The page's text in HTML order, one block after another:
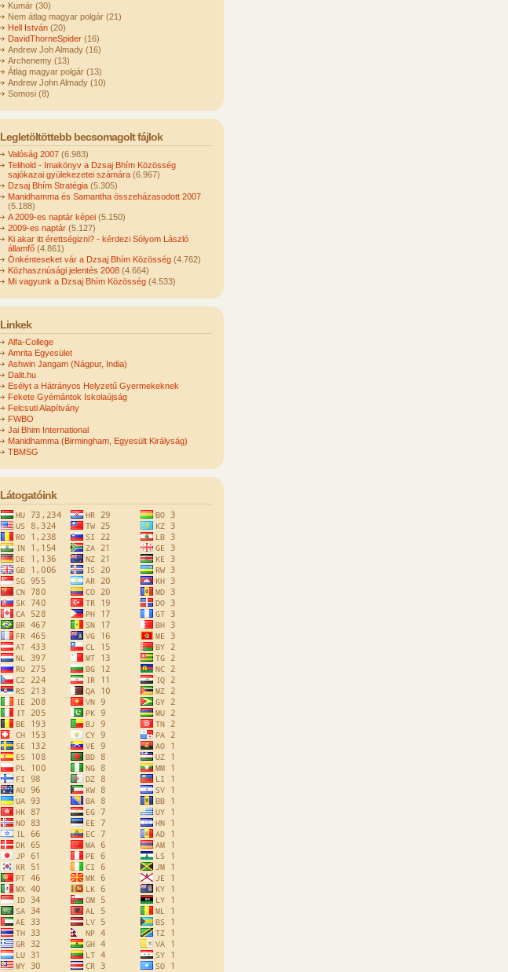
Kumár (30)
Nem átlag magyar polgár (21)
Hell István (20)
DavidThorneSpider (16)
Andrew Joh Almady (16)
Archenemy (13)
Átlag magyar polgár (13)
Andrew John Almady (10)
Somosi (8)
Legletöltöttebb becsomagolt fájlok
Valóság 2007 (6.983)
Telihold - Imakönyv a Dzsaj Bhím Közösség
sajókazai gyülekezetei számára (6.967)
Dzsaj Bhím Stratégia (5.305)
Manidhamma és Samantha összeházasodott 2007
(5.188)
A 2009-es naptár képei (5.150)
2009-es naptár (5.127)
Ki akar itt érettségizni? - kérdezi Sólyom László
államfő (4.861)
Önkénteseket vár a Dzsaj Bhím Közösség (4.762)
Közhasznúsági jelentés 2008 (4.664)
Mi vagyunk a Dzsaj Bhím Közösség (4.533)
Linkek
Alfa-College
Amrita Egyesület
Ashwin Jangam (Nágpur, India)
Dalit.hu
Esélyt a Hátrányos Helyzetű Gyermekeknek
Fekete Gyémántok Iskolaújság
Felcsuti Alapítvány
FWBO
Jai Bhim International
Manidhamma (Birmingham, Egyesült Királyság)
TBMSG
Látogatóink